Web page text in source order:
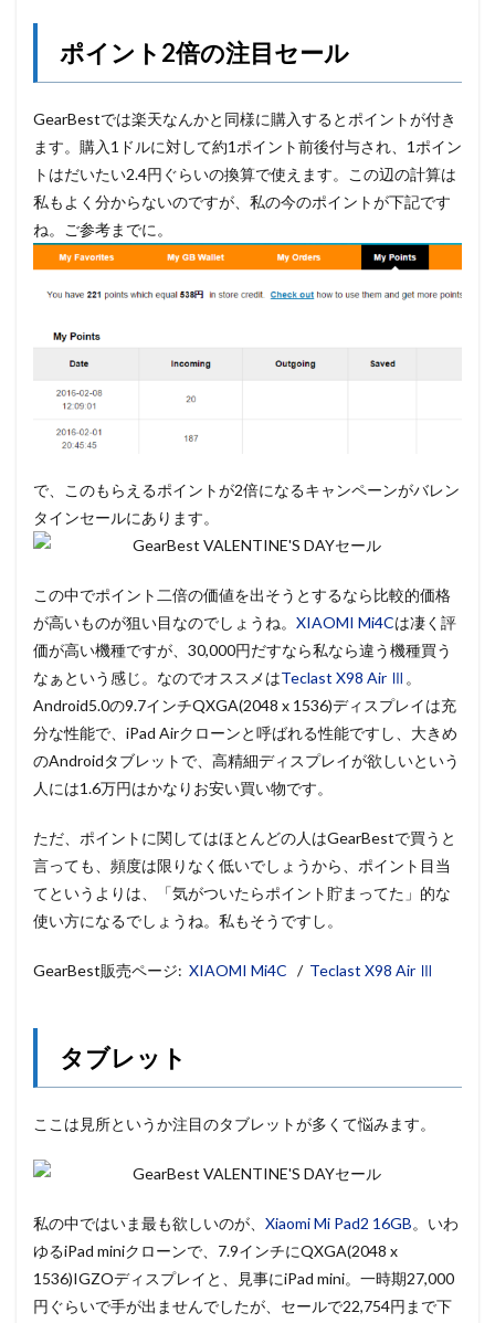
ポイント2倍の注目セール
GearBestでは楽天なんかと同様に購入するとポイントが付き
ます。購入1ドルに対して約1ポイント前後付与され、1ポイン
トはだいたい2.4円ぐらいの換算で使えます。この辺の計算は
私もよく分からないのですが、私の今のポイントが下記です
ね。ご参考までに。
で、このもらえるポイントが2倍になるキャンペーンがバレン
タインセールにあります。
この中でポイント二倍の価値を出そうとするなら比較的価格
が高いものが狙い目なのでしょうね。 XIAOMI Mi4Cは凄く評
価が高い機種ですが、30,000円だすなら私なら違う機種買う
なぁという感じ。なのでオススメはTeclast X98 Air Ⅲ 。
Android5.0の9.7インチQXGA(2048 x 1536)ディスプレイは充
分な性能で、iPad Airクローンと呼ばれる性能ですし、大きめ
のAndroidタブレットで、高精細ディスプレイが欲しいという
人には1.6万円はかなりお安い買い物です。
ただ、ポイントに関してはほとんどの人はGearBestで買うと
言っても、頻度は限りなく低いでしょうから、ポイント目当
てというよりは、「気がついたらポイント貯まってた」的な
使い方になるでしょうね。私もそうですし。
GearBest販売ページ: XIAOMI Mi4C / Teclast X98 Air Ⅲ
タブレット
ここは見所というか注目のタブレットが多くて悩みます。
私の中ではいま最も欲しいのが、 Xiaomi Mi Pad2 16GB。いわ
ゆるiPad miniクローンで、7.9インチにQXGA(2048 x
1536)IGZOディスプレイと、見事にiPad mini。一時期27,000
円ぐらいで手が出ませんでしたが、セールで22,754円まで下